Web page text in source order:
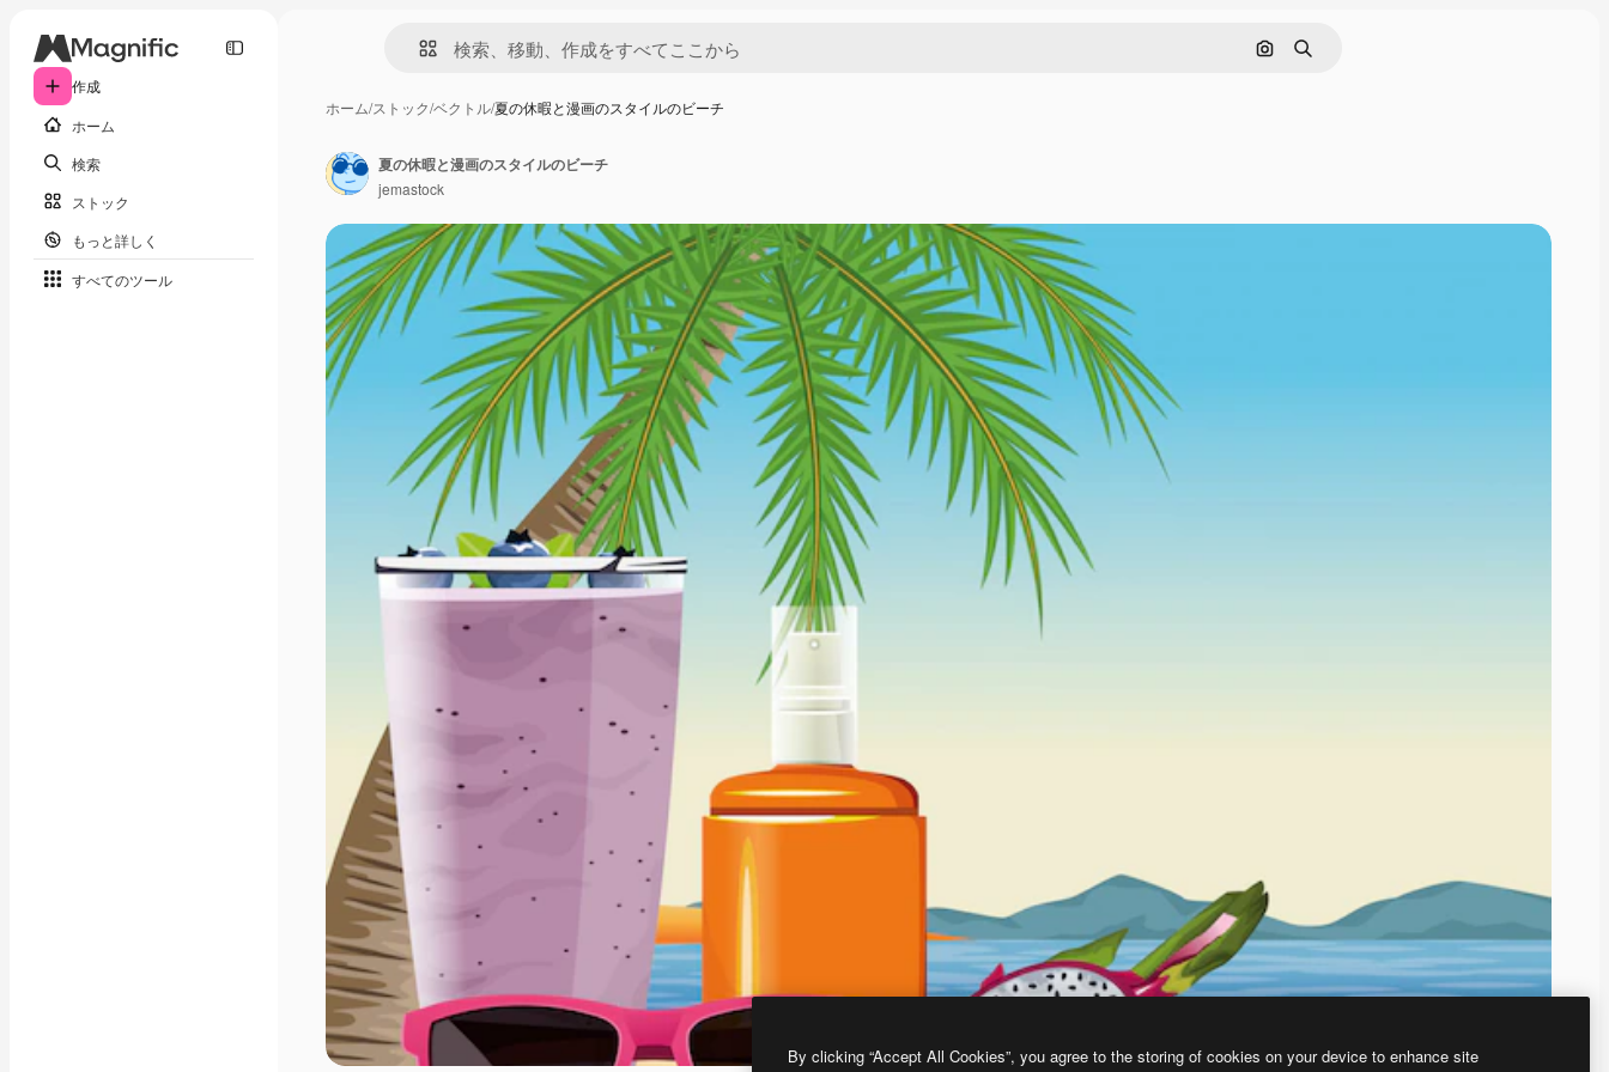
作成
ホーム
検索
ストック
もっと詳しく
すべてのツール
画像で検索
検索
ホーム/ストック/ベクトル/夏の休暇と漫画のスタイルのビーチ
夏の休暇と漫画のスタイルのビーチ
jemastock
By clicking “Accept All Cookies”, you agree to the storing of cookies on your device to enhance site